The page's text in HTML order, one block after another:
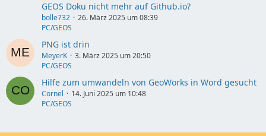
GEOS Doku nicht mehr auf Github.io?
bolle732
26. März 2025 um 08:39
PC/GEOS
PNG ist drin
MeyerK
3. März 2025 um 20:50
PC/GEOS
Hilfe zum umwandeln von GeoWorks in Word gesucht
Cornel
14. Juni 2025 um 10:48
PC/GEOS